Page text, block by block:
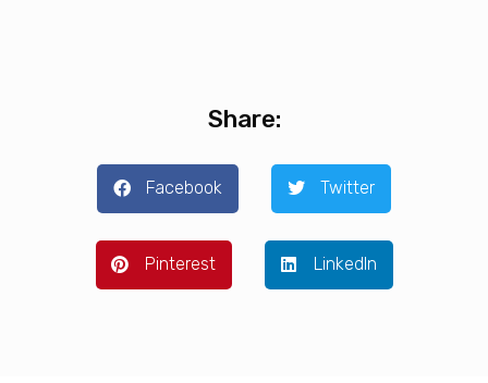
Share:
Facebook Twitter
Pinterest LinkedIn